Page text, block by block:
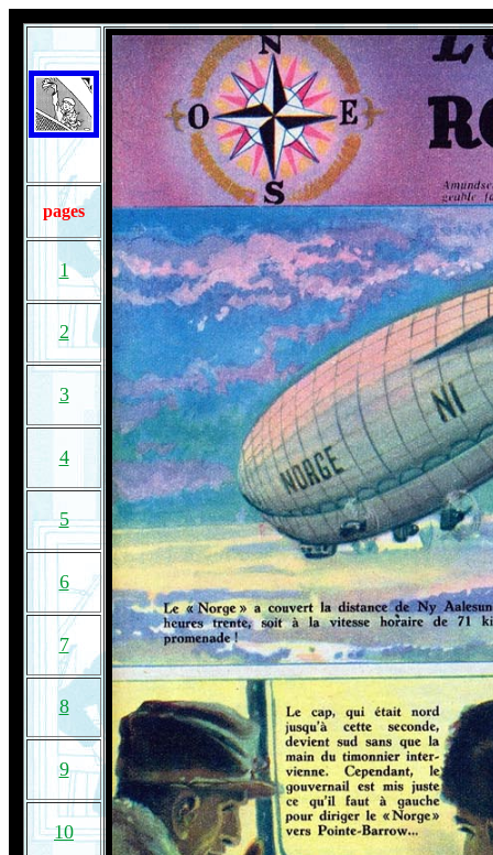
pages
1
2
3
4
5
6
7
8
9
10